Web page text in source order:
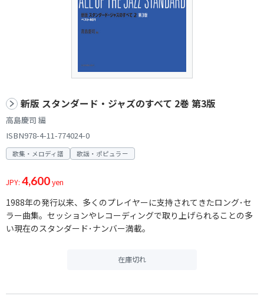
新版 スタンダード・ジャズのすべて 2巻 第3版
高島慶司 編
ISBN978-4-11-774024-0
歌集・メロディ譜 歌謡・ポピュラー
JPY: 4,600yen
1988年の発行以来、多くのプレイヤーに支持されてきたロング･セ
ラー曲集。セッションやレコーディングで取り上げられることの多
い現在のスタンダード･ナンバー満載。
在庫切れ